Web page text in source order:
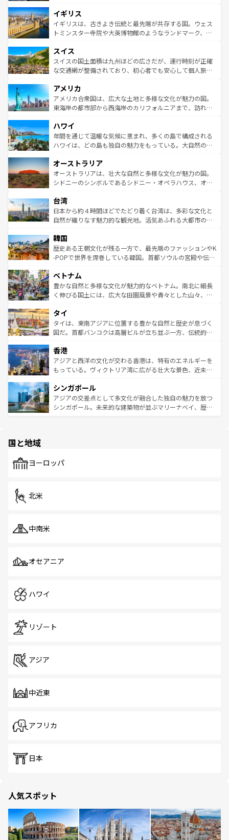
いる。シャンパンの発祥地であるランス、プロヴァンスの
香り高いラベンダー畑など、多彩な楽しみ方が可能だ。さ
らに、パリ以外の地域にも魅力が溢れており、どの街角に
れる地方に足を運ぶとそれぞれで全く異なる文化を体験で
きるだろう。 なお、新着のフランス情報はコンテンツ一覧
を参照してほしい。
顔を持つこの国は、どこを歩いても飽きることがない。ベ
ルリンの文化的活気、バイエルン州のアルプスの絶景、そ
してライン川沿いのワイン畑といった風景は必見。ビール
は、お酒好きな人にはぜひ体験してほしい。 なお、新着の
ドイツ情報はコンテンツ一覧を参照してほしい。
イギリス
イギリスは、古きよき伝統と最先端が共存する国。ウェス
トミンスター寺院や大英博物館のようなランドマーク、歴
リアごとに異なる魅力がある。また、優雅なアフタヌーン
ティー、ビール好きにはたまらない英国パブ、サッカー観
戦など、本場だからこそできる体験も豊富。イギリスを旅
ンツ一覧を参照してほしい。
スイス
スイスの国土面積は九州ほどの広さだが、運行時刻が正確
な交通網が整備されており、初心者でも安心して個人旅行
の建物がそのまま残る町や、スイスならではのユニークな
博物館もあり、アルプス観光だけでなく町歩きも満喫する
ことができる。国民の所得が高いため物価も高いが、旅行
ば市内交通費無料で観光を楽しむこともできる。 なお、新
着のスイス情報はコンテンツ一覧 を参照してほしい。
アメリカ
アメリカ合衆国は、広大な土地と多様な文化が魅力の国。
東海岸の都市部から西海岸のカリフォルニアまで、訪れる
のような巨大都市は、観光、ショッピング、エンターテイ
ンメントが詰まった刺激的なスポットだ。一方、アメリカ
西部には大自然が広がり、グランドキャニオンやイエロー
部のニューオーリンズでは、音楽と美食が融合した独特の
文化が魅力。旅行者はアメリカの各地域で異なる魅力を楽
しみながら、その多様性と豊かな歴史を感じることができ
ならではの贅沢な旅のスタイルだ。 なお、新着のアメリカ
情報はコンテンツ一覧を参照してほしい。
ハワイ
年間を通じて温暖な気候に恵まれ、多くの島で構成される
ハワイは、どの島も独自の魅力をもっている。大自然の神
ワイ島は見逃せない。また、定番の観光地といえばオアフ
島だが、静かな自然を求めるならマウイ島やカウアイ島が
おすすめ。エメラルドグリーンに輝く海をはじめ、豊かな
れるおもてなしの心で訪れる人々を迎えてくれるハワイの
人々、おいしいローカルフードやハワイアンミュージッ
ク、伝統的なフラダンスなど、すべてがハワイの魅力を彩
ワイを、存分に味わってほしい。 なお、新着のハワイ情報
はコンテンツ一覧を参照してほしい。
オーストラリア
オーストラリアは、壮大な自然と多様な文化が魅力の国。
シドニーのシンボルであるシドニー・オペラハウス、オー
リアリーフや大陸中央部にそびえるウルル（エアーズロッ
ク）、タスマニアの美しい原生林やケアンズの熱帯雨林な
ど、見どころがたくさん。また、カフェやワイン、オージ
いる。アクティビティも充実しており、サーフィンやダイ
ビング、ハイキングなど、アウトドア好きにはたまらな
い。オーストラリアの多彩な魅力を存分に味わいつくそ
参照してほしい。
台湾
日本から約４時間ほどでたどり着く台湾は、多彩な文化と
自然が織りなす魅力的な観光地。活気あふれる大都市の台
ン）、静ひつな山岳地帯である台湾東部など、都市の喧騒
と山間の静けさが共存しており、訪れる人に新しい発見と
驚きをもたらしてくれる。また、奥深い台湾の食文化も魅
容にもいいと評判のスイーツなど、バラエティ豊かな料理
が味わえる。 なお、新着の台湾情報は コンテンツ一覧を参
照してほしい。
韓国
歴史ある王朝文化が残る一方で、最先端のファッションやK
-POPで世界を席巻している韓国。首都ソウルの宮殿や伝統
き、地方に足を延ばせば四季折々の自然美を楽しむことが
できる。そして、キムチや焼肉、絶品のストリートフード
まで、さまざまな韓国料理が待っている。夜には、韓国な
リティに包まれながら、韓国の多彩な魅力を心ゆくまで味
わってみてほしい。 なお、新着の韓国情報はコンテンツ一
覧を参照してほしい。
ベトナム
豊かな自然と多様な文化が魅力的なベトナム。南北に細長
く伸びる国土には、広大な田園風景や青々とした山々、世
急速な発展と共に伝統が息づく。ハノイの古い町並みやホ
ーチミン市のフランス統治時代の建物も、独特の雰囲気を
醸し出している。また、バラエティの豊かさとおいしさで
とつ。フォーやバインミー、ベトナムコーヒーなどは、ぜ
ひ現地で味わいたい。どの地域を訪れてもあたたかい人々
が旅行者を迎えてくれるので、きっと忘れられない旅にな
参照してほしい。
タイ
タイは、東南アジアに位置する豊かな自然と歴史が息づく
国だ。首都バンコクは高層ビルが立ち並ぶ一方、伝統的な
の活気が交差している。北部ではチェンマイなどの山岳地
帯で自然と触れ合い、南部ではプーケットやクラビの美し
いビーチでリゾート気分を楽しむことができる。タイ料理
激する。気候は一年中温暖で、どの季節にも異なる楽しみ
が待っている。親しみやすいタイの人々、仏教を中心とし
た文化、そして多様な観光資源が、訪れる旅人を魅了し続
香港
アジアと西洋の文化が交わる香港は、特有のエネルギーを
もっている。ヴィクトリア湾に広がる壮大な景色、近未来
み、どこを訪れても感動するはず。観光スポットが密集し
ており、効率よく見どころを回れるのも魅力。息をのむよ
うな絶景から文化的な体験まで、香港を存分に楽しみ尽く
シンガポール
アジアの交差点として多文化が融合した独自の魅力を放つ
シンガポール。未来的な建築物が並ぶマリーナベイ、歴史
で、ホーカーズは地元の風情を楽しめる外せないスポット
国と地域
ヨーロッパ
北米
中南米
オセアニア
ハワイ
リゾート
アジア
中近東
アフリカ
日本
人気スポット